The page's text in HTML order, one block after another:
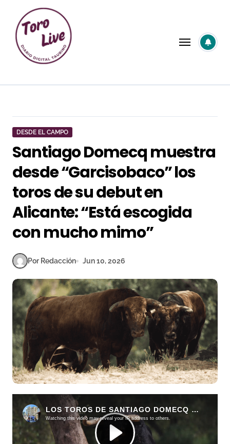
contenido
DESDE EL CAMPO
Santiago Domecq muestra
desde “Garcisobaco” los
toros de su debut en
Alicante: “Está escogida
con mucho mimo”
Por Redacción Jun 10, 2026